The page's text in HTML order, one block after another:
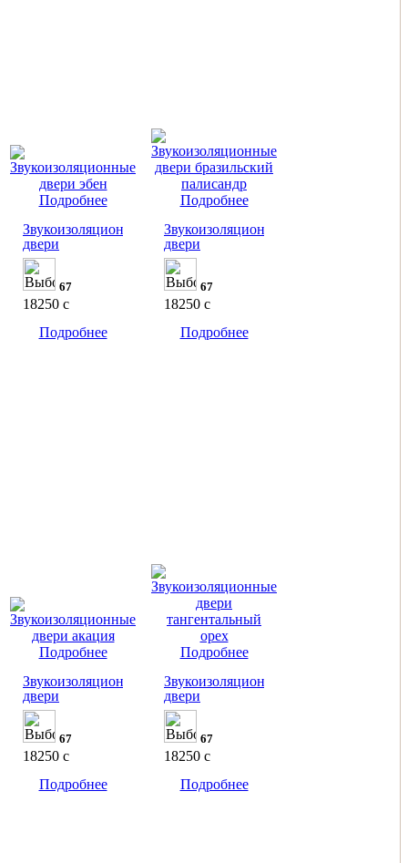
Подробнее
Звукоизоляционные
двери
67
18250 c
Подробнее
Подробнее
Звукоизоляционные
двери
67
18250 c
Подробнее
Подробнее
Звукоизоляционные
двери
67
18250 c
Подробнее
Подробнее
Звукоизоляционные
двери
67
18250 c
Подробнее